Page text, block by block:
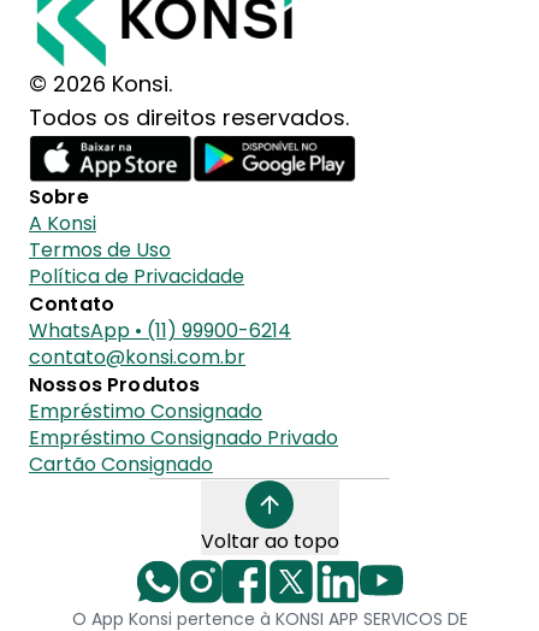
© 2026 Konsi.
Todos os direitos reservados.
Sobre
A Konsi
Termos de Uso
Política de Privacidade
Contato
WhatsApp • (11) 99900-6214
contato@konsi.com.br
Nossos Produtos
Empréstimo Consignado
Empréstimo Consignado Privado
Cartão Consignado
Voltar ao topo
O App Konsi pertence à KONSI APP SERVICOS DE